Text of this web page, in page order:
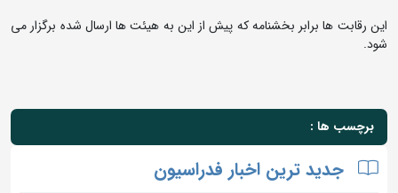
این رقابت ها برابر بخشنامه که پیش از این به هیئت ها ارسال شده برگزار می
شود.
برچسب ها :
جدید ترین اخبار فدراسیون